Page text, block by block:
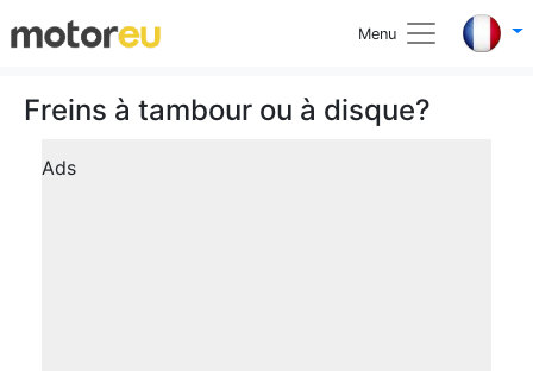
Menu
Freins à tambour ou à disque?
Ads